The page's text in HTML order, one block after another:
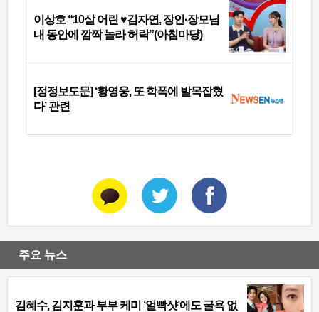
이상호 “10살 어린 ♥김자연, 장인·장모님
내 동안에 깜짝 놀라 허락”(아침마당)
[정정보도문] ‘황영웅, 또 학폭에 발목잡혔
다’ 관련
주요 뉴스
김혜수, 김지훈과 부부 케미 ‘얼빡샷’에도 굴욕 없